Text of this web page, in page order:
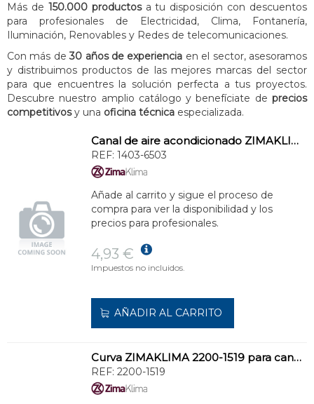
Más de 150.000 productosa tu disposición con descuentos
para profesionales de Electricidad, Clima, Fontanería,
Iluminación, Renovables y Redes de telecomunicaciones.
Con más de30 años de experiencia en el sector, asesoramos
y distribuimos productos de las mejores marcas del sector
para que encuentres la solución perfecta a tus proyectos.
Descubre nuestro amplio catálogo y benefíciate de precios
competitivosy una oficina técnica especializada.
Canal de aire acondicionado ZIMAKLIMA 1403-6503 compacta ideal para viviendas
REF: 1403-6503
Añade al carrito y sigue el proceso de
compra para ver la disponibilidad y los
precios para profesionales.
4,93 €
Impuestos no incluidos.
AÑADIR AL CARRITO
Curva ZIMAKLIMA 2200-1519 para canalización de condensados
REF: 2200-1519